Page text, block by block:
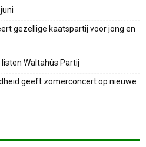
gezellige kaatspartij voor jong en
Waltahûs Partij
geeft zomerconcert op nieuwe